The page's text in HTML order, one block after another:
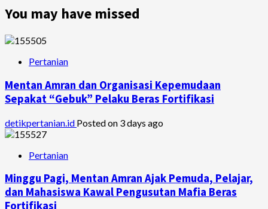
You may have missed
Pertanian
Mentan Amran dan Organisasi Kepemudaan
Sepakat “Gebuk” Pelaku Beras Fortifikasi
detikpertanian.id Posted on 3 days ago
Pertanian
Minggu Pagi, Mentan Amran Ajak Pemuda, Pelajar,
dan Mahasiswa Kawal Pengusutan Mafia Beras
Fortifikasi